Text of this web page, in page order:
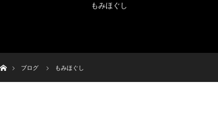
もみほぐし
ブログ
もみほぐし